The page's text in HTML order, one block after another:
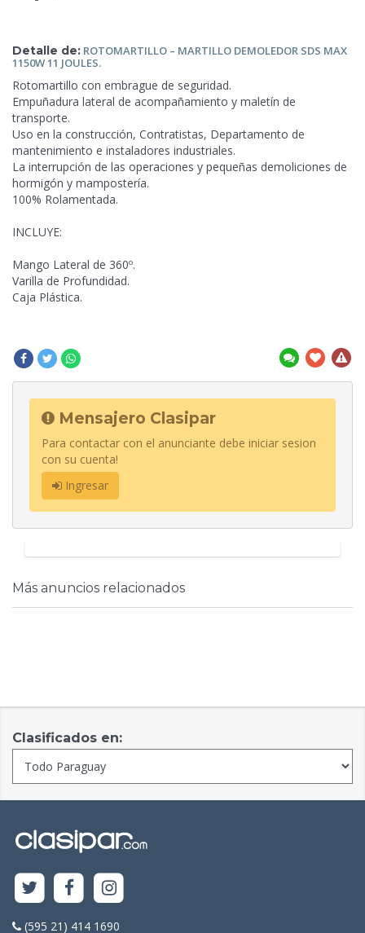
Detalle de: ROTOMARTILLO – MARTILLO DEMOLEDOR SDS MAX
1150W 11 JOULES.
Rotomartillo con embrague de seguridad.
Empuñadura lateral de acompañamiento y maletín de
transporte.
Uso en la construcción, Contratistas, Departamento de
mantenimiento e instaladores industriales.
La interrupción de las operaciones y pequeñas demoliciones de
hormigón y mampostería.
100% Rolamentada.
INCLUYE:
Mango Lateral de 360º.
Varilla de Profundidad.
Caja Plástica.
Mensajero Clasipar
Para contactar con el anunciante debe iniciar sesion
con su cuenta!
Ingresar
Más anuncios relacionados
Clasificados en:
(595 21) 414 1690